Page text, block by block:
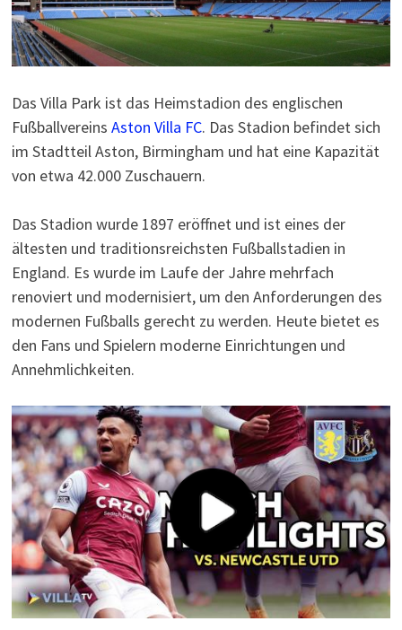
Das Villa Park ist das Heimstadion des englischen
Fußballvereins Aston Villa FC. Das Stadion befindet sich
im Stadtteil Aston, Birmingham und hat eine Kapazität
von etwa 42.000 Zuschauern.
Das Stadion wurde 1897 eröffnet und ist eines der
ältesten und traditionsreichsten Fußballstadien in
England. Es wurde im Laufe der Jahre mehrfach
renoviert und modernisiert, um den Anforderungen des
modernen Fußballs gerecht zu werden. Heute bietet es
den Fans und Spielern moderne Einrichtungen und
Annehmlichkeiten.